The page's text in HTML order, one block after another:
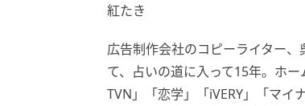
紅たき
広告制作会社のコピーライター
て、占いの道に入って15年。ホ
TVN」「恋学」「iVERY」「マ